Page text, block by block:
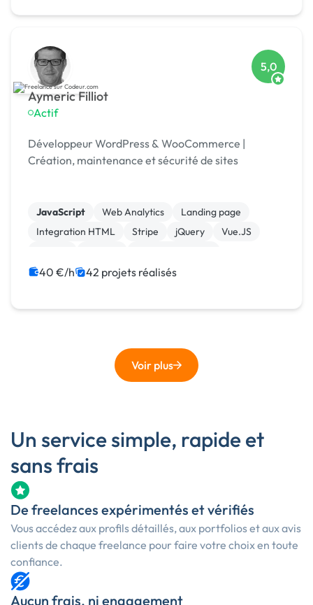
Aymeric Filliot
Actif
5,0
Développeur WordPress & WooCommerce |
Création, maintenance et sécurité de sites
JavaScript Web Analytics
Landing page
Integration HTML
Stripe jQuery
Vue.JS
40 €/h 42 projets réalisés
Voir plus
Un service simple, rapide et
sans frais
De freelances expérimentés et vérifiés
Vous accédez aux profils détaillés, aux portfolios et aux avis
clients de chaque freelance pour faire votre choix en toute
confiance.
Aucun frais, ni engagement